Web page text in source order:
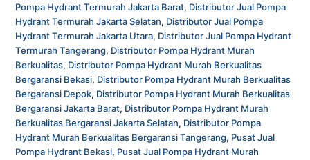
Pompa Hydrant Termurah Jakarta Barat, Distributor Jual Pompa
Hydrant Termurah Jakarta Selatan, Distributor Jual Pompa
Hydrant Termurah Jakarta Utara, Distributor Jual Pompa Hydrant
Termurah Tangerang, Distributor Pompa Hydrant Murah
Berkualitas, Distributor Pompa Hydrant Murah Berkualitas
Bergaransi Bekasi, Distributor Pompa Hydrant Murah Berkualitas
Bergaransi Depok, Distributor Pompa Hydrant Murah Berkualitas
Bergaransi Jakarta Barat, Distributor Pompa Hydrant Murah
Berkualitas Bergaransi Jakarta Selatan, Distributor Pompa
Hydrant Murah Berkualitas Bergaransi Tangerang, Pusat Jual
Pompa Hydrant Bekasi, Pusat Jual Pompa Hydrant Murah